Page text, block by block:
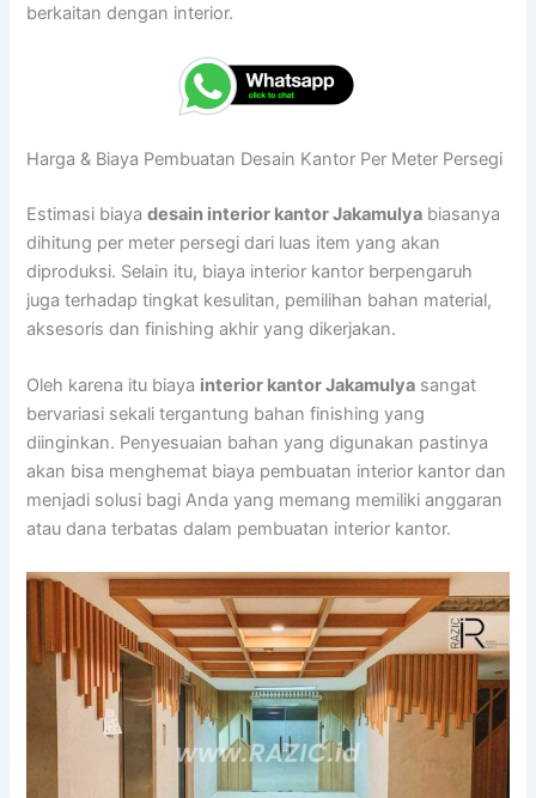
berkaitan dengan interior.
Harga & Biaya Pembuatan Desain Kantor Per Meter Persegi
Estimasi biayadesain interior kantor Jakamulya biasanya
dihitung per meter persegi dari luas item yang akan
diproduksi. Selain itu, biaya interior kantor berpengaruh
juga terhadap tingkat kesulitan, pemilihan bahan material,
aksesoris dan finishing akhir yang dikerjakan.
Oleh karena itu biaya interior kantor Jakamulya sangat
bervariasi sekali tergantung bahan finishing yang
diinginkan. Penyesuaian bahan yang digunakan pastinya
akan bisa menghemat biaya pembuatan interior kantor dan
menjadi solusi bagi Anda yang memang memiliki anggaran
atau dana terbatas dalam pembuatan interior kantor.